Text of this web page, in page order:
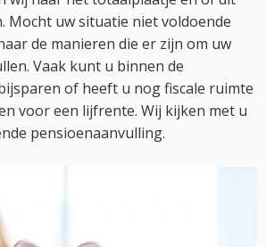
Mocht uw situatie niet voldoende
de manieren die er zijn om uw
Vaak kunt u binnen de
of heeft u nog fiscale ruimte
voor een lijfrente. Wij kijken met u
pensioenaanvulling.